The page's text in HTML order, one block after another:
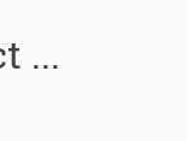
...